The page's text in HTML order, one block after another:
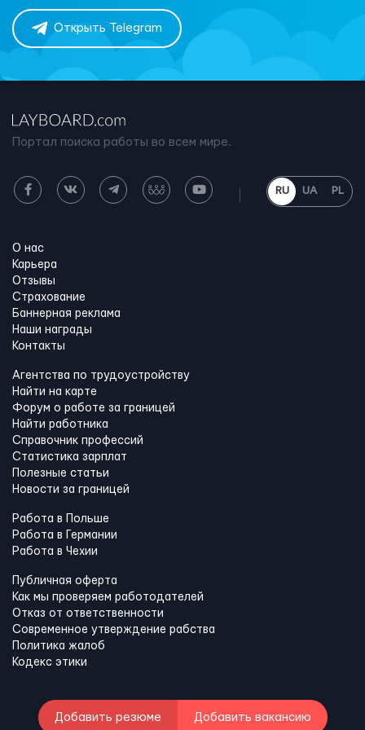
Открыть Telegram
Портал поиска работы во всем мире.
RU UA PL
О нас
Карьера
Отзывы
Страхование
Баннерная реклама
Наши награды
Контакты
Агентства по трудоустройству
Найти на карте
Форум о работе за границей
Найти работника
Справочник профессий
Статистика зарплат
Полезные статьи
Новости за границей
Работа в Польше
Работа в Германии
Работа в Чехии
Публичная оферта
Как мы проверяем работодателей
Отказ от ответственности
Современное утверждение рабства
Политика жалоб
Кодекс этики
Добавить резюме Добавить вакансию